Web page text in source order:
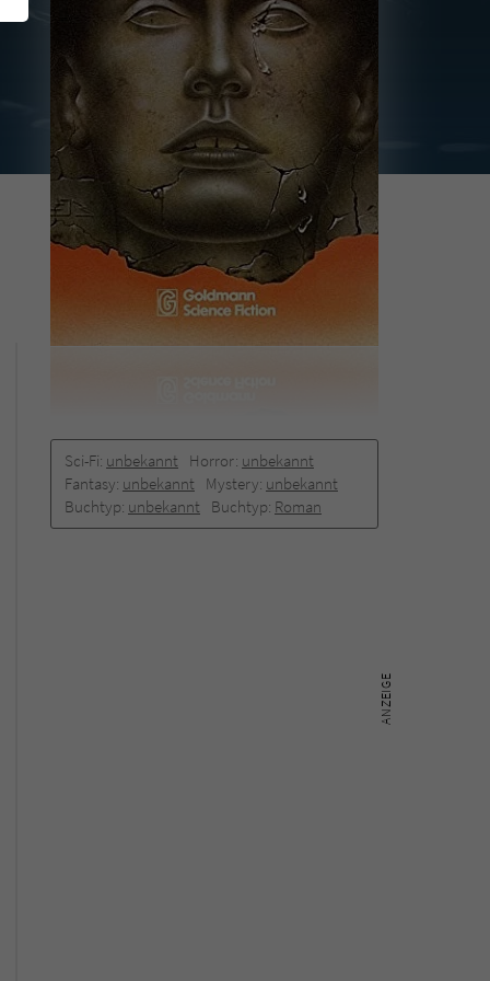
Sci-Fi: unbekannt Horror: unbekannt
Fantasy: unbekannt Mystery: unbekannt
Buchtyp: unbekannt Buchtyp: Roman